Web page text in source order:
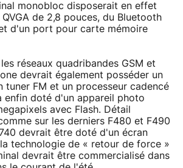
monobloc disposerait en effet
de 2,8 pouces, du Bluetooth
d'un port pour carte mémoire
réseaux quadribandes GSM et
devrait également posséder un
tuner FM et un processeur cadencé
enfin doté d'un appareil photo
avec Flash. Détail
sur les derniers F480 et F490
devrait être doté d'un écran
technologie de « retour de force »
devrait être commercialisé dans